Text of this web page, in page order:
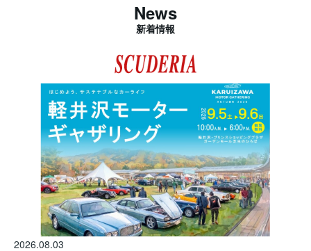
News
新着情報
2026.08.03